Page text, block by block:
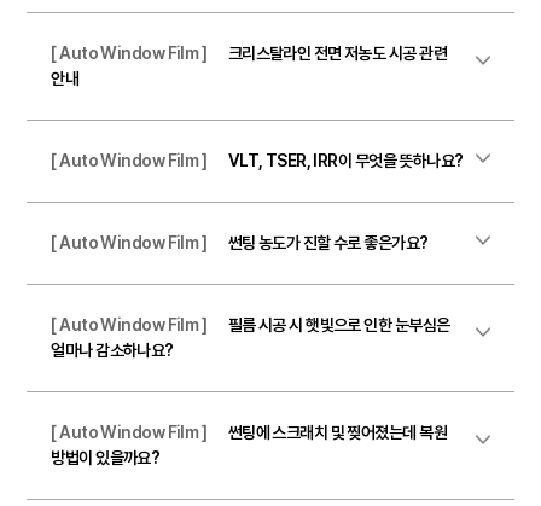
[ Auto Window Film ]
크리스탈라인 전면 저농도 시공 관련
안내
[ Auto Window Film ] VLT, TSER, IRR이 무엇을 뜻하나요?
[ Auto Window Film ] 썬팅 농도가 진할 수로 좋은가요?
[ Auto Window Film ]
필름 시공 시 햇빛으로 인한 눈부심은
얼마나 감소하나요?
[ Auto Window Film ]
썬팅에 스크래치 및 찢어졌는데 복원
방법이 있을까요?